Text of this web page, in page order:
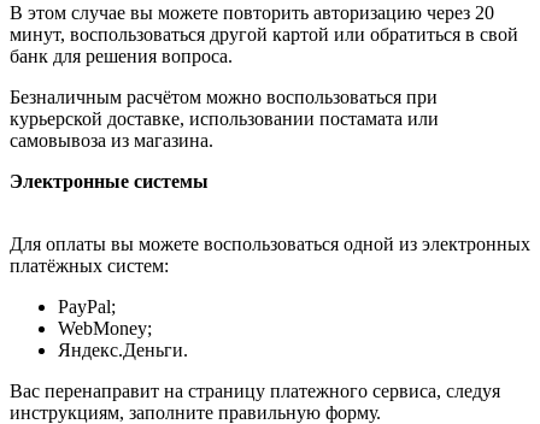
В этом случае вы можете повторить авторизацию через 20
минут, воспользоваться другой картой или обратиться в свой
банк для решения вопроса.
Безналичным расчётом можно воспользоваться при
курьерской доставке, использовании постамата или
самовывоза из магазина.
Электронные системы
Для оплаты вы можете воспользоваться одной из электронных
платёжных систем:
PayPal;
WebMoney;
Яндекс.Деньги.
Вас перенаправит на страницу платежного сервиса, следуя
инструкциям, заполните правильную форму.